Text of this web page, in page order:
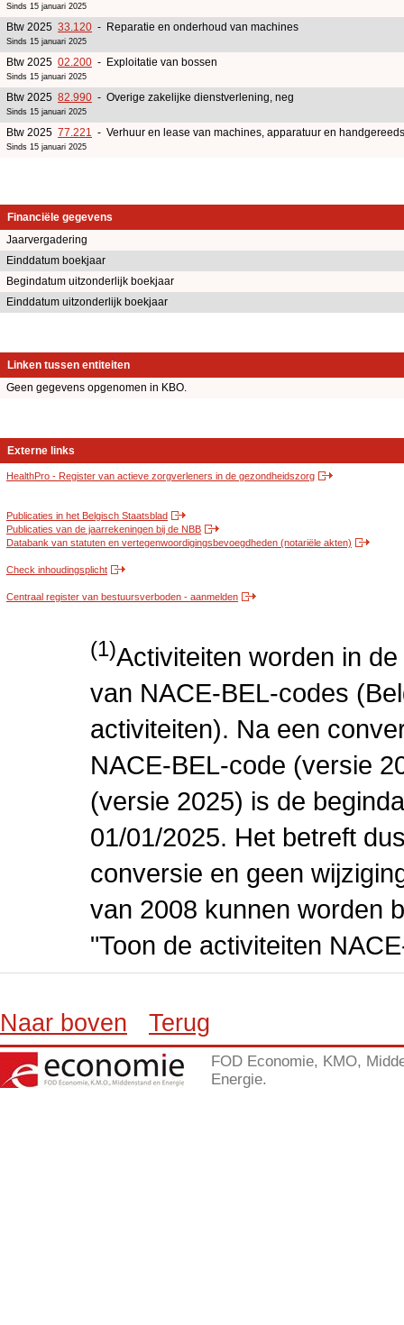
Sinds 15 januari 2025
Btw 2025 33.120 - Reparatie en onderhoud van machines
Sinds 15 januari 2025
Btw 2025 02.200 - Exploitatie van bossen
Sinds 15 januari 2025
Btw 2025 82.990 - Overige zakelijke dienstverlening, neg
Sinds 15 januari 2025
Btw 2025 77.221 - Verhuur en lease van machines, apparatuur en
Sinds 15 januari 2025
Financiële gegevens
Jaarvergadering
Einddatum boekjaar
Begindatum uitzonderlijk boekjaar
Einddatum uitzonderlijk boekjaar
Linken tussen entiteiten
Geen gegevens opgenomen in KBO.
Externe links
HealthPro - Register van actieve zorgverleners in de gezondheidszorg
Publicaties in het Belgisch Staatsblad
Publicaties van de jaarrekeningen bij de NBB
Databank van statuten en vertegenwoordigingsbevoegdheden (notariële akten)
Check inhoudingsplicht
Centraal register van bestuursverboden - aanmelden
(1)Activiteiten worden in
van NACE-BEL-codes
activiteiten). Na een
NACE-BEL-code (versie
(versie 2025) is de
01/01/2025. Het betreft
conversie en geen
van 2008 kunnen worden
"Toon de activiteiten
Naar boven Terug
FOD Economie, KMO,
Energie.